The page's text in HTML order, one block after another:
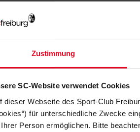
Zustimmung
SC-Website verwendet Cookies
dieser Webseite des Sport-Club
für unterschiedliche Zwecke
Person ermöglichen. Bitte
Steinbach zwar weiter nach vorne zu
vor der Pause ein erstes Mal ausbauen
allein auf das Gästetor zu, scheiterte
bisweilen die Ballbesitzphasen,
auch mehr Chancen erarbeitete. Nach
der zur Halbzeit für Braun-Schumacher
Bisanovic (53.) aus der Distanz an
Stunde bot sich wieder Furrer die
Ecke von Herrmann den Ball